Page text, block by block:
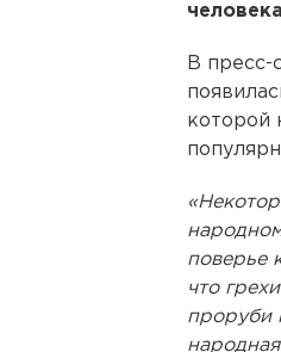
В пресс-
которой
поверье
что
проруби